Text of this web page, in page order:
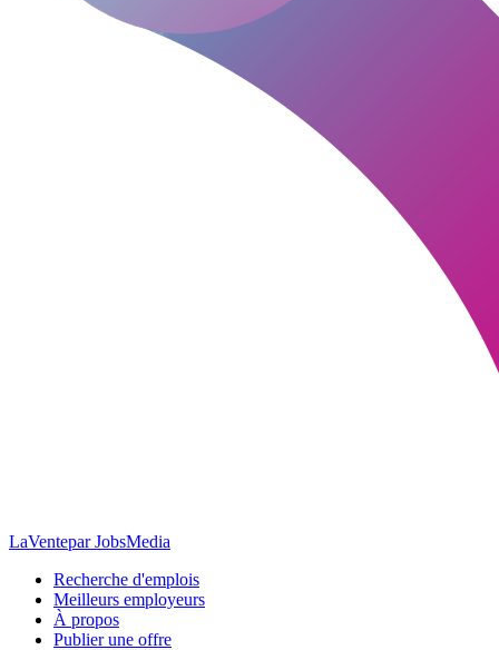
LaVentepar JobsMedia
Recherche d'emplois
Meilleurs employeurs
À propos
Publier une offre